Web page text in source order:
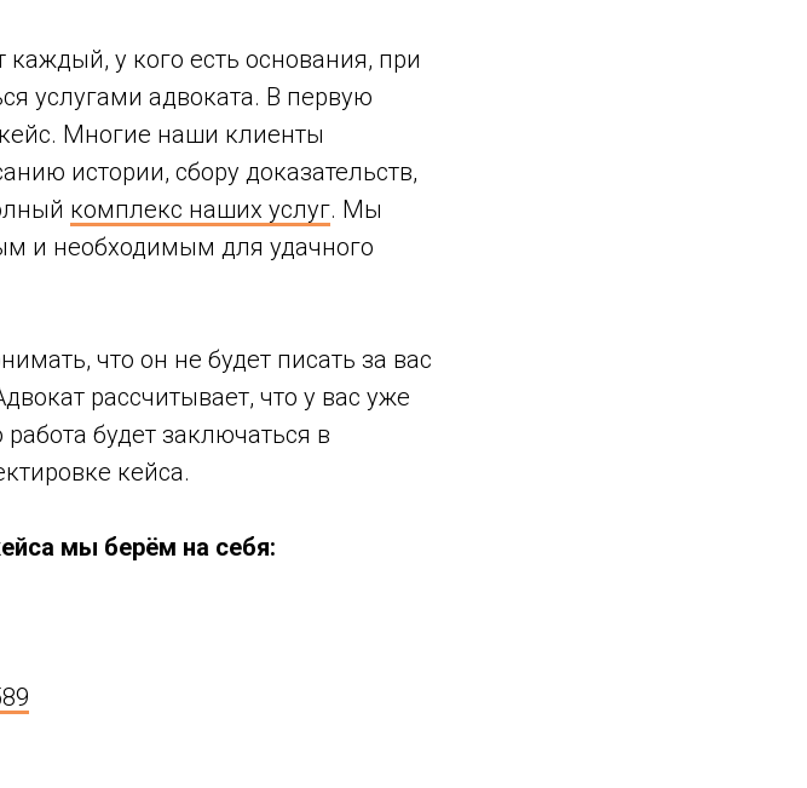
у кого есть основания, при
услугами адвоката. В первую
Многие наши клиенты
истории, сбору доказательств,
комплекс наших услуг. Мы
и необходимым для удачного
что он не будет писать за вас
рассчитывает, что у вас уже
будет заключаться в
кейса.
мы берём на себя: